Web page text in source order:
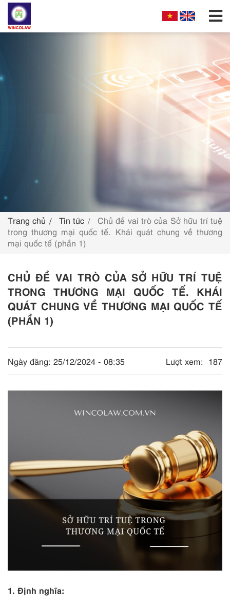
TIN TỨC & VĂN BẢN PHÁP LUẬT
LIÊN HỆ
Trang chủ Tin tức
Chủ đề vai trò của Sở hữu trí tuệ
trong thương mại quốc tế. Khái quát chung về thương
mại quốc tế (phần 1)
CHỦ ĐỀ VAI TRÒ CỦA SỞ HỮU TRÍ TUỆ
TRONG THƯƠNG MẠI QUỐC TẾ. KHÁI
QUÁT CHUNG VỀ THƯƠNG MẠI QUỐC TẾ
(PHẦN 1)
Ngày đăng: 25/12/2024 - 08:35 Lượt xem: 187
1. Định nghĩa: